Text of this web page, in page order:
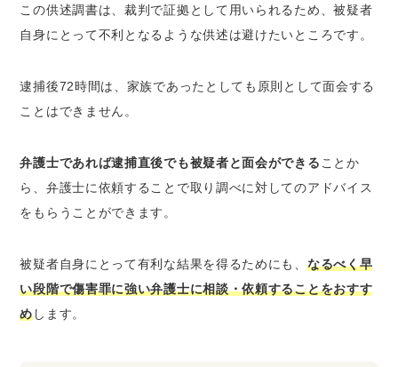
この供述調書は、裁判で証拠として用いられるため、被疑者
自身にとって不利となるような供述は避けたいところです。
逮捕後72時間は、家族であったとしても原則として面会する
ことはできません。
弁護士であれば逮捕直後でも被疑者と面会ができることか
ら、弁護士に依頼することで取り調べに対してのアドバイス
をもらうことができます。
被疑者自身にとって有利な結果を得るためにも、 なるべく早
い段階で傷害罪に強い弁護士に相談・依頼することをおすす
めします。